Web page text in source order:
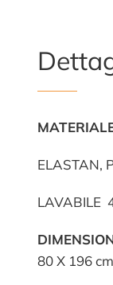
ELASTAN,
LAVABILE
80 X 196 cm